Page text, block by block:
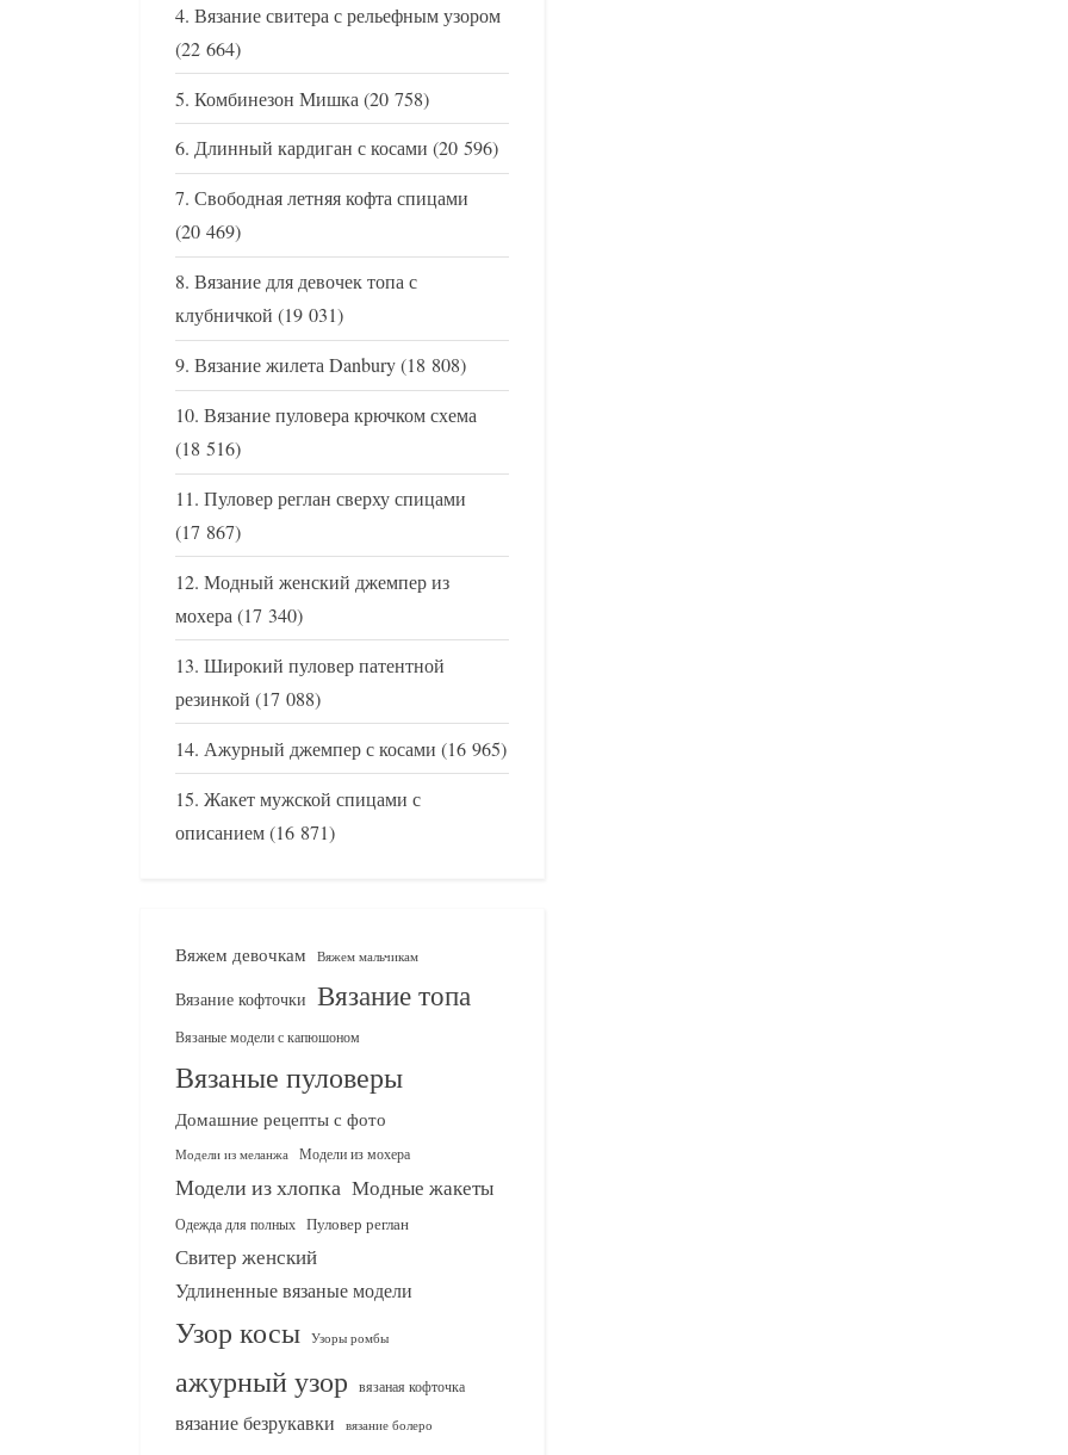
Вязание свитера с рельефным узором
(22 664)
Комбинезон Мишка(20 758)
Длинный кардиган с косами (20 596)
Свободная летняя кофта спицами
(20 469)
Вязание для девочек топа с
клубничкой (19 031)
Вязание жилета Danbury(18 808)
Вязание пуловера крючком схема
(18 516)
Пуловер реглан сверху спицами
(17 867)
Модный женский джемпер из
мохера(17 340)
Широкий пуловер патентной
резинкой (17 088)
Ажурный джемпер с косами (16 965)
Жакет мужской спицами с
описанием(16 871)
Вяжем девочкам Вяжем мальчикам
Вязание кофточки Вязание топа
Вязаные модели с капюшоном
Вязаные пуловеры
Домашние рецепты с фото
Модели из меланжа Модели из мохера
Модели из хлопка Модные жакеты
Одежда для полных Пуловер реглан
Свитер женский
Удлиненные вязаные модели
Узор косы Узоры ромбы
ажурный узор вязаная кофточка
вязание безрукавки вязание болеро